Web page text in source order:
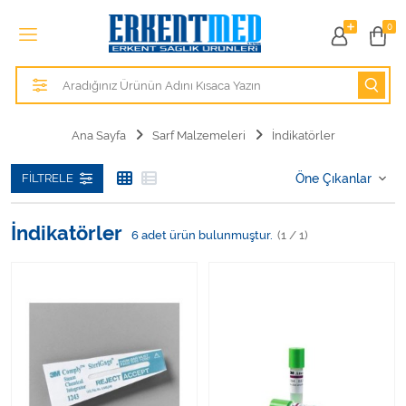
0
Tüm Kategoriler
Alezler
Hasta Bakım Ürünleri
Kişisel Bakım ve Sağlık
Ana Sayfa Sarf Malzemeleri İndikatörler
FILTRELE
İndikatörler 6 adet ürün bulunmuştur. (1 / 1)